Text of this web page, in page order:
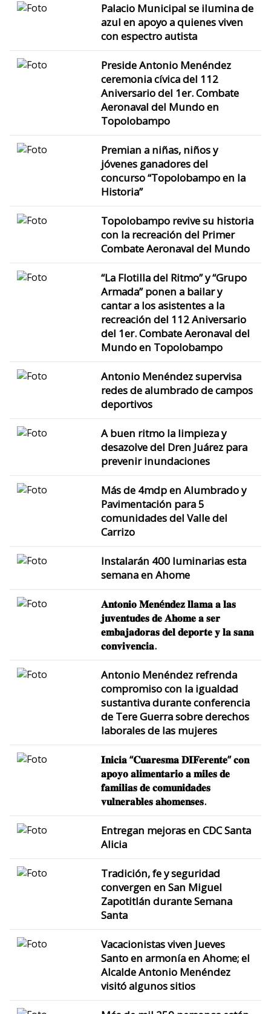
Palacio Municipal se ilumina de
azul en apoyo a quienes viven
con espectro autista
Preside Antonio Menéndez
ceremonia cívica del 112
Aniversario del 1er. Combate
Aeronaval del Mundo en
Topolobampo
Premian a niñas, niños y
jóvenes ganadores del
concurso “Topolobampo en la
Historia”
Topolobampo revive su historia
con la recreación del Primer
Combate Aeronaval del Mundo
“La Flotilla del Ritmo” y “Grupo
Armada” ponen a bailar y
cantar a los asistentes a la
recreación del 112 Aniversario
del 1er. Combate Aeronaval del
Mundo en Topolobampo
Antonio Menéndez supervisa
redes de alumbrado de campos
deportivos
A buen ritmo la limpieza y
desazolve del Dren Juárez para
prevenir inundaciones
Más de 4mdp en Alumbrado y
Pavimentación para 5
comunidades del Valle del
Carrizo
Instalarán 400 luminarias esta
semana en Ahome
𝐀𝐧𝐭𝐨𝐧𝐢𝐨 𝐌𝐞𝐧é𝐧𝐝𝐞𝐳 𝐥𝐥𝐚𝐦𝐚 𝐚 𝐥𝐚𝐬
𝐣𝐮𝐯𝐞𝐧𝐭𝐮𝐝𝐞𝐬 𝐝𝐞 𝐀𝐡𝐨𝐦𝐞 𝐚 𝐬𝐞𝐫
𝐞𝐦𝐛𝐚𝐣𝐚𝐝𝐨𝐫𝐚𝐬 𝐝𝐞𝐥 𝐝𝐞𝐩𝐨𝐫𝐭𝐞 𝐲 𝐥𝐚 𝐬𝐚𝐧𝐚
𝐜𝐨𝐧𝐯𝐢𝐯𝐞𝐧𝐜𝐢𝐚.
Antonio Menéndez refrenda
compromiso con la igualdad
sustantiva durante conferencia
de Tere Guerra sobre derechos
laborales de las mujeres
𝐈𝐧𝐢𝐜𝐢𝐚 “𝐂𝐮𝐚𝐫𝐞𝐬𝐦𝐚 𝐃𝐈𝐅𝐞𝐫𝐞𝐧𝐭𝐞” 𝐜𝐨𝐧
𝐚𝐩𝐨𝐲𝐨 𝐚𝐥𝐢𝐦𝐞𝐧𝐭𝐚𝐫𝐢𝐨 𝐚 𝐦𝐢𝐥𝐞𝐬 𝐝𝐞
𝐟𝐚𝐦𝐢𝐥𝐢𝐚𝐬 𝐝𝐞 𝐜𝐨𝐦𝐮𝐧𝐢𝐝𝐚𝐝𝐞𝐬
𝐯𝐮𝐥𝐧𝐞𝐫𝐚𝐛𝐥𝐞𝐬 𝐚𝐡𝐨𝐦𝐞𝐧𝐬𝐞𝐬.
Entregan mejoras en CDC Santa
Alicia
Tradición, fe y seguridad
convergen en San Miguel
Zapotitlán durante Semana
Santa
Vacacionistas viven Jueves
Santo en armonía en Ahome; el
Alcalde Antonio Menéndez
visitó algunos sitios